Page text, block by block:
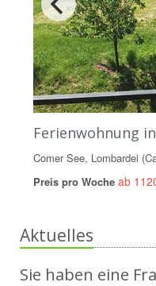
Ferienwohnung
Comer See, Lombardei
Preis pro Woche ab
Aktuelles
Sie haben eine